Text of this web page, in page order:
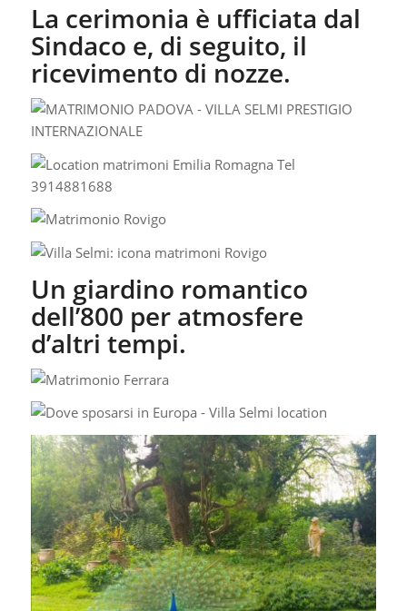
La cerimonia è ufficiata dal
Sindaco e, di seguito, il
ricevimento di nozze.
Un giardino romantico
dell’800 per atmosfere
d’altri tempi.